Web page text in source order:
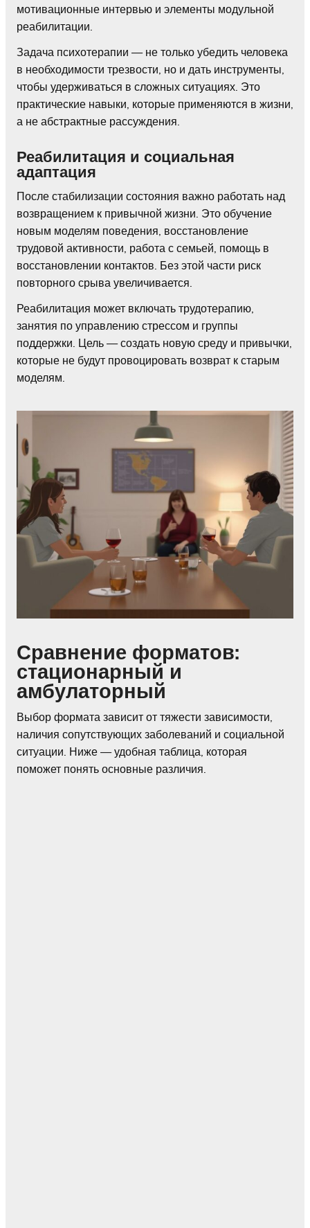
мотивационные интервью и элементы модульной
реабилитации.
Задача психотерапии — не только убедить человека
в необходимости трезвости, но и дать инструменты,
чтобы удерживаться в сложных ситуациях. Это
практические навыки, которые применяются в жизни,
а не абстрактные рассуждения.
Реабилитация и социальная
адаптация
После стабилизации состояния важно работать над
возвращением к привычной жизни. Это обучение
новым моделям поведения, восстановление
трудовой активности, работа с семьей, помощь в
восстановлении контактов. Без этой части риск
повторного срыва увеличивается.
Реабилитация может включать трудотерапию,
занятия по управлению стрессом и группы
поддержки. Цель — создать новую среду и привычки,
которые не будут провоцировать возврат к старым
моделям.
Сравнение форматов:
стационарный и
амбулаторный
Выбор формата зависит от тяжести зависимости,
наличия сопутствующих заболеваний и социальной
ситуации. Ниже — удобная таблица, которая
поможет понять основные различия.